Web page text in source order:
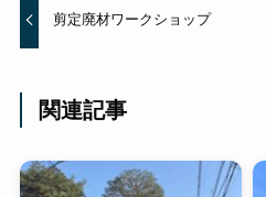
剪定廃材ワークショップ
関連記事